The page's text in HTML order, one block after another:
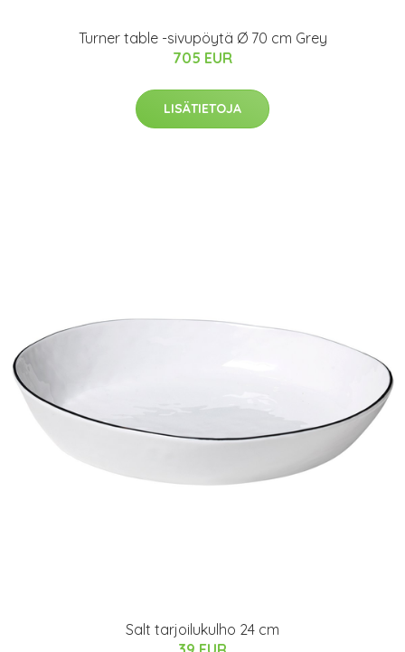
Turner table -sivupöytä Ø 70 cm Grey
705 EUR
LISÄTIETOJA
Salt tarjoilukulho 24 cm